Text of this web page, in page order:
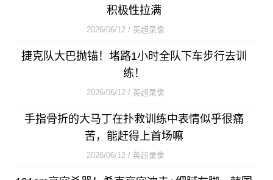
积极性拉满
2026/06/12 / 英超录像
捷克队大巴抛锚！堵路1小时全队下车步行去训
练！
2026/06/12 / 英超录像
手指骨折的大马丁在扑救训练中表情似乎很痛
苦，能赶得上首场嘛
2026/06/12 / 英超录像